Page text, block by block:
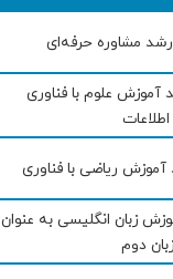
مشاوره حرفه‌ای
آموزش علوم با فناوری
اطلاعات
ریاضی با فناوری
زبان انگلیسی به عنوان
زبان دوم